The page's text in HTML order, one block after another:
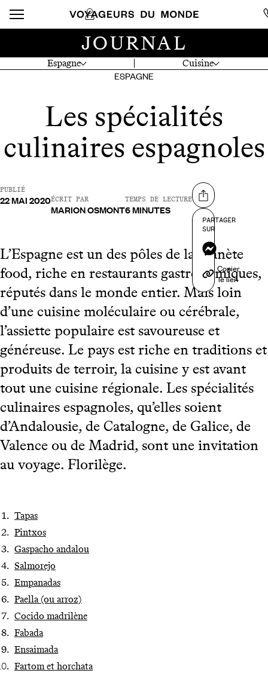
Espagne Cuisine
JOURNAL
ESPAGNE
Les spécialités
culinaires espagnoles
PUBLIÉ
22 MAI 2020ÉCRIT PAR
MARION OSMONT
TEMPS DE LECTURE
6 MINUTES
Partager sur
PARTAGER
SUR
Messenger
Copier
le lien
L’Espagne est un des pôles de la planète
food, riche en restaurants gastronomiques,
réputés dans le monde entier. Mais loin
d’une cuisine moléculaire ou cérébrale,
l’assiette populaire est savoureuse et
généreuse. Le pays est riche en traditions et
produits de terroir, la cuisine y est avant
tout une cuisine régionale. Les spécialités
culinaires espagnoles, qu’elles soient
d’Andalousie, de Catalogne, de Galice, de
Valence ou de Madrid, sont une invitation
au voyage. Florilège.
Tapas
Pintxos
Gaspacho andalou
Salmorejo
Empanadas
Paella (ou arroz)
Cocido madrilène
Fabada
Ensaimada
Fartom et horchata